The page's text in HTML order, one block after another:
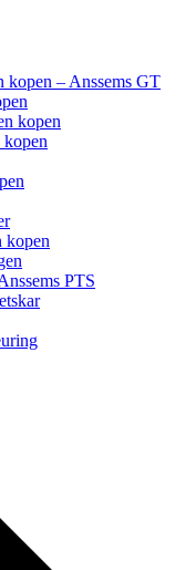
kopen – Anssems GT
kopen
kopen
PTS